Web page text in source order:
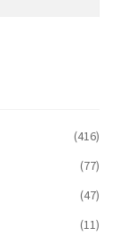
(416)
(77)
(47)
(11)